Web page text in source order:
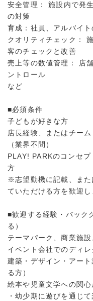
安全管理： 施設内で発
の対策
育成：社員、アルバイ
クオリティチェック：
客のチェックと改善
売上等の数値管理： 店
ントロール
など
■必須条件
子どもが好きな方
店長経験、またはチー
（業界不問）
PLAY! PARKのコンセ
方
※志望動機に記載、また
ていただける方を歓迎し
■歓迎する経験・バック
る）
テーマパーク、商業施
イベント会社でのディ
建築・デザイン・アー
る方）
絵本や児童文学への関
・幼少期に遊びを通じ